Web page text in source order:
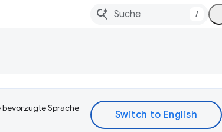
/
bevorzugte Sprache